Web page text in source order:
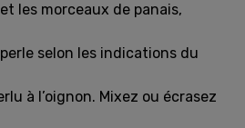
les morceaux de panais,
selon les indications du
à l’oignon. Mixez ou écrasez